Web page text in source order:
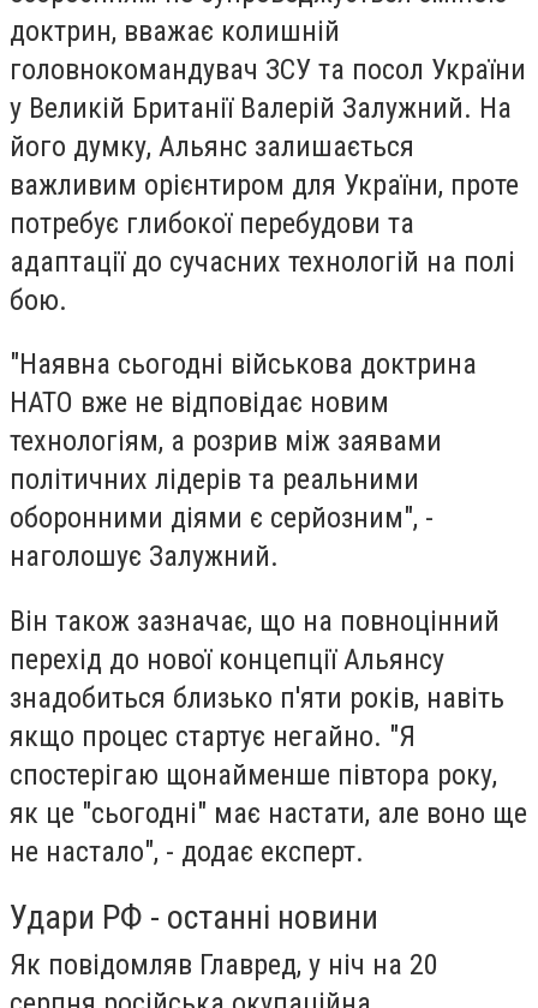
доктрин, вважає колишній
головнокомандувач ЗСУ та посол України
у Великій Британії Валерій Залужний. На
його думку, Альянс залишається
важливим орієнтиром для України, проте
потребує глибокої перебудови та
адаптації до сучасних технологій на полі
бою.
"Наявна сьогодні військова доктрина
НАТО вже не відповідає новим
технологіям, а розрив між заявами
політичних лідерів та реальними
оборонними діями є серйозним", -
наголошує Залужний.
Він також зазначає, що на повноцінний
перехід до нової концепції Альянсу
знадобиться близько п'яти років, навіть
якщо процес стартує негайно. "Я
спостерігаю щонайменше півтора року,
як це "сьогодні" має настати, але воно ще
не настало", - додає експерт.
Удари РФ - останні новини
Як повідомляв Главред, у ніч на 20